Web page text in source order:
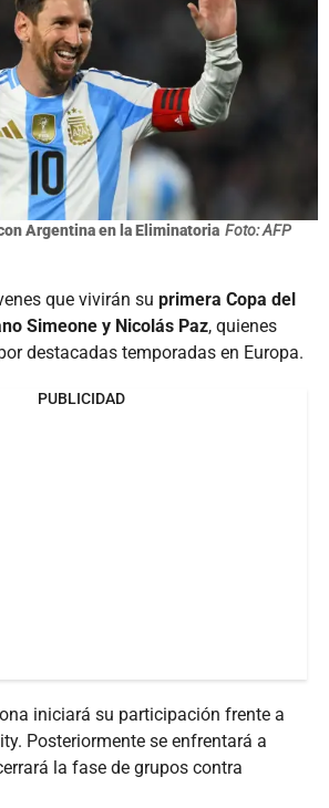
Argentina en la Eliminatoria Foto: AFP
que vivirán su primera Copa del
Simeone y Nicolás Paz, quienes
destacadas temporadas en Europa.
PUBLICIDAD
iniciará su participación frente a
Posteriormente se enfrentará a
la fase de grupos contra